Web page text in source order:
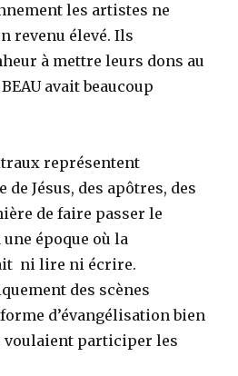
les artistes ne
revenu élevé. Ils
à mettre leurs dons au
avait beaucoup
représentent
Jésus, des apôtres, des
de faire passer le
époque où la
ni lire ni écrire.
des scènes
d’évangélisation bien
voulaient participer les